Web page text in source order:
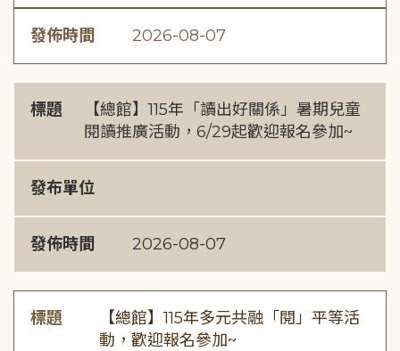
發佈時間 2026-08-07
標題
【總館】115年「讀出好關係」暑期兒童
閱讀推廣活動，6/29起歡迎報名參加~
發布單位
發佈時間 2026-08-07
標題
【總館】115年多元共融「閱」平等活
動，歡迎報名參加~